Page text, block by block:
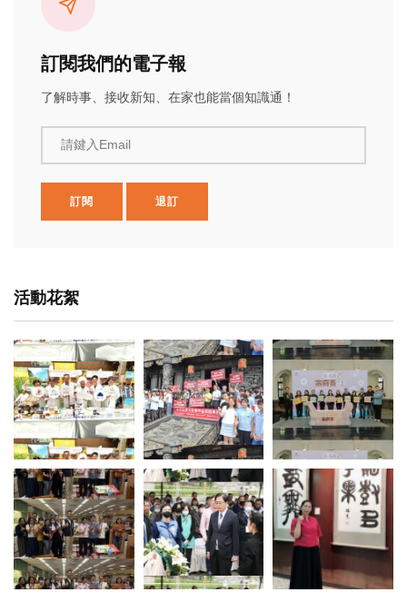
訂閱我們的電子報
了解時事、接收新知、在家也能當個知識通！
請鍵入Email
訂閱 退訂
活動花絮